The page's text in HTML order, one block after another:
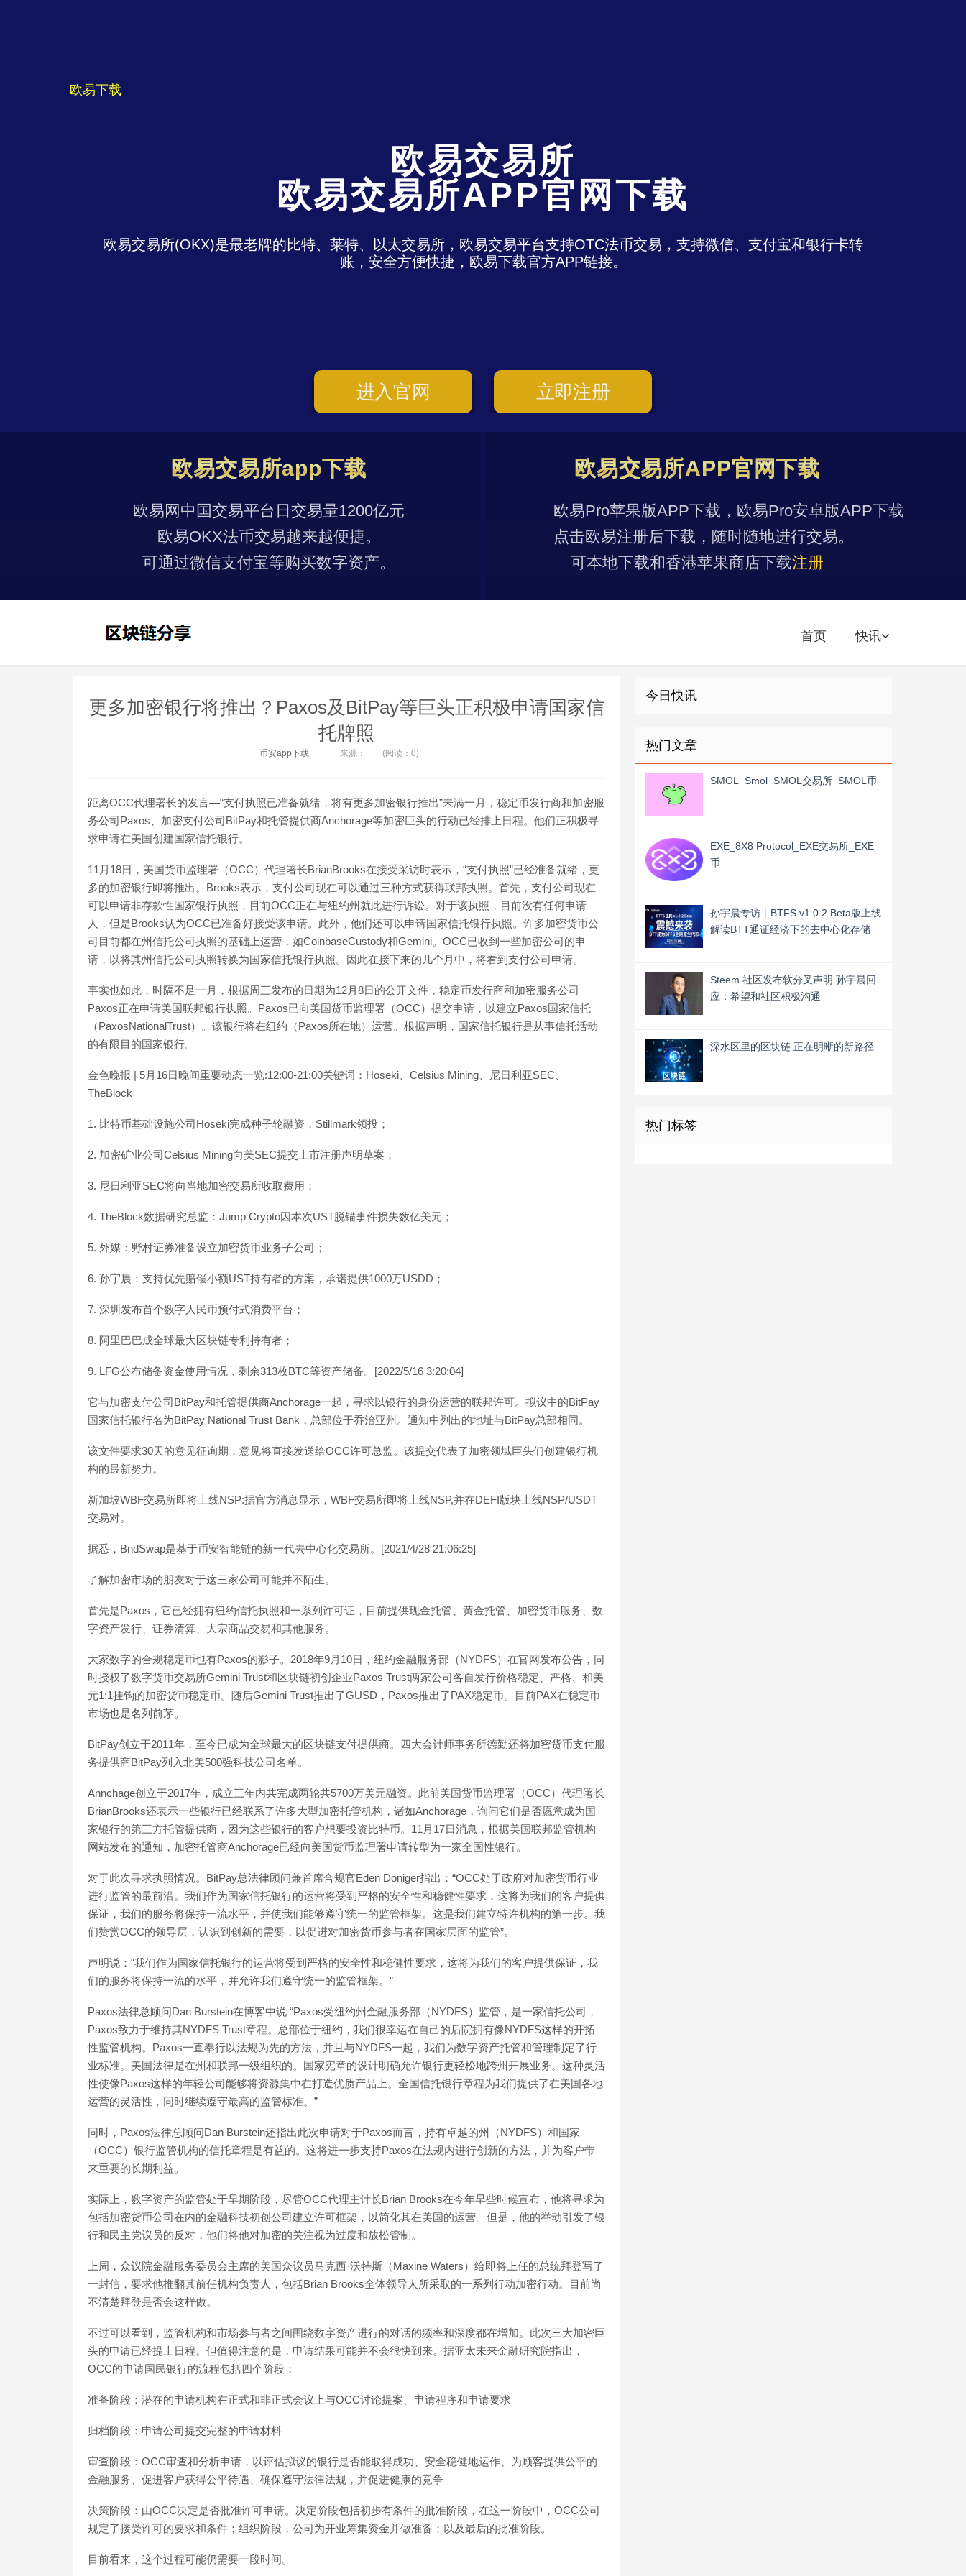
欧易下载
欧易交易所
欧易交易所APP官网下载
欧易交易所(OKX)是最老牌的比特、莱特、以太交易所，欧易交易平台支持OTC法币交易，支持微信、支付宝和银行卡转
账，安全方便快捷，欧易下载官方APP链接。
进入官网 立即注册
欧易交易所app下载
欧易网中国交易平台日交易量1200亿元
欧易OKX法币交易越来越便捷。
可通过微信支付宝等购买数字资产。
欧易交易所APP官网下载
欧易Pro苹果版APP下载，欧易Pro安卓版APP下载
点击欧易注册后下载，随时随地进行交易。
可本地下载和香港苹果商店下载注册
首页 快讯
更多加密银行将推出？Paxos及BitPay等巨头正积极申请国家信
托牌照
币安app下载 来源： (阅读：0)
距离OCC代理署长的发言—“支付执照已准备就绪，将有更多加密银行推出”未满一月，稳定币发行商和加密服
务公司Paxos、加密支付公司BitPay和托管提供商Anchorage等加密巨头的行动已经排上日程。他们正积极寻
求申请在美国创建国家信托银行。
11月18日，美国货币监理署（OCC）代理署长BrianBrooks在接受采访时表示，“支付执照”已经准备就绪，更
多的加密银行即将推出。Brooks表示，支付公司现在可以通过三种方式获得联邦执照。首先，支付公司现在
可以申请非存款性国家银行执照，目前OCC正在与纽约州就此进行诉讼。对于该执照，目前没有任何申请
人，但是Brooks认为OCC已准备好接受该申请。此外，他们还可以申请国家信托银行执照。许多加密货币公
司目前都在州信托公司执照的基础上运营，如CoinbaseCustody和Gemini。OCC已收到一些加密公司的申
请，以将其州信托公司执照转换为国家信托银行执照。因此在接下来的几个月中，将看到支付公司申请。
事实也如此，时隔不足一月，根据周三发布的日期为12月8日的公开文件，稳定币发行商和加密服务公司
Paxos正在申请美国联邦银行执照。Paxos已向美国货币监理署（OCC）提交申请，以建立Paxos国家信托
（PaxosNationalTrust）。该银行将在纽约（Paxos所在地）运营。根据声明，国家信托银行是从事信托活动
的有限目的国家银行。
金色晚报 | 5月16日晚间重要动态一览:12:00-21:00关键词：Hoseki、Celsius Mining、尼日利亚SEC、
TheBlock
1. 比特币基础设施公司Hoseki完成种子轮融资，Stillmark领投；
2. 加密矿业公司Celsius Mining向美SEC提交上市注册声明草案；
3. 尼日利亚SEC将向当地加密交易所收取费用；
4. TheBlock数据研究总监：Jump Crypto因本次UST脱锚事件损失数亿美元；
5. 外媒：野村证券准备设立加密货币业务子公司；
6. 孙宇晨：支持优先赔偿小额UST持有者的方案，承诺提供1000万USDD；
7. 深圳发布首个数字人民币预付式消费平台；
8. 阿里巴巴成全球最大区块链专利持有者；
9. LFG公布储备资金使用情况，剩余313枚BTC等资产储备。[2022/5/16 3:20:04]
它与加密支付公司BitPay和托管提供商Anchorage一起，寻求以银行的身份运营的联邦许可。拟议中的BitPay
国家信托银行名为BitPay National Trust Bank，总部位于乔治亚州。通知中列出的地址与BitPay总部相同。
该文件要求30天的意见征询期，意见将直接发送给OCC许可总监。该提交代表了加密领域巨头们创建银行机
构的最新努力。
新加坡WBF交易所即将上线NSP:据官方消息显示，WBF交易所即将上线NSP,并在DEFI版块上线NSP/USDT
交易对。
据悉，BndSwap是基于币安智能链的新一代去中心化交易所。[2021/4/28 21:06:25]
了解加密市场的朋友对于这三家公司可能并不陌生。
首先是Paxos，它已经拥有纽约信托执照和一系列许可证，目前提供现金托管、黄金托管、加密货币服务、数
字资产发行、证券清算、大宗商品交易和其他服务。
大家数字的合规稳定币也有Paxos的影子。2018年9月10日，纽约金融服务部（NYDFS）在官网发布公告，同
时授权了数字货币交易所Gemini Trust和区块链初创企业Paxos Trust两家公司各自发行价格稳定、严格、和美
元1:1挂钩的加密货币稳定币。随后Gemini Trust推出了GUSD，Paxos推出了PAX稳定币。目前PAX在稳定币
市场也是名列前茅。
BitPay创立于2011年，至今已成为全球最大的区块链支付提供商。四大会计师事务所德勤还将加密货币支付服
务提供商BitPay列入北美500强科技公司名单。
Annchage创立于2017年，成立三年内共完成两轮共5700万美元融资。此前美国货币监理署（OCC）代理署长
BrianBrooks还表示一些银行已经联系了许多大型加密托管机构，诸如Anchorage，询问它们是否愿意成为国
家银行的第三方托管提供商，因为这些银行的客户想要投资比特币。11月17日消息，根据美国联邦监管机构
网站发布的通知，加密托管商Anchorage已经向美国货币监理署申请转型为一家全国性银行。
对于此次寻求执照情况。BitPay总法律顾问兼首席合规官Eden Doniger指出：“OCC处于政府对加密货币行业
进行监管的最前沿。我们作为国家信托银行的运营将受到严格的安全性和稳健性要求，这将为我们的客户提供
保证，我们的服务将保持一流水平，并使我们能够遵守统一的监管框架。这是我们建立特许机构的第一步。我
们赞赏OCC的领导层，认识到创新的需要，以促进对加密货币参与者在国家层面的监管”。
声明说：“我们作为国家信托银行的运营将受到严格的安全性和稳健性要求，这将为我们的客户提供保证，我
们的服务将保持一流的水平，并允许我们遵守统一的监管框架。”
Paxos法律总顾问Dan Burstein在博客中说 “Paxos受纽约州金融服务部（NYDFS）监管，是一家信托公司，
Paxos致力于维持其NYDFS Trust章程。总部位于纽约，我们很幸运在自己的后院拥有像NYDFS这样的开拓
性监管机构。Paxos一直奉行以法规为先的方法，并且与NYDFS一起，我们为数字资产托管和管理制定了行
业标准。美国法律是在州和联邦一级组织的。国家宪章的设计明确允许银行更轻松地跨州开展业务。这种灵活
性使像Paxos这样的年轻公司能够将资源集中在打造优质产品上。全国信托银行章程为我们提供了在美国各地
运营的灵活性，同时继续遵守最高的监管标准。”
同时，Paxos法律总顾问Dan Burstein还指出此次申请对于Paxos而言，持有卓越的州（NYDFS）和国家
（OCC）银行监管机构的信托章程是有益的。这将进一步支持Paxos在法规内进行创新的方法，并为客户带
来重要的长期利益。
实际上，数字资产的监管处于早期阶段，尽管OCC代理主计长Brian Brooks在今年早些时候宣布，他将寻求为
包括加密货币公司在内的金融科技初创公司建立许可框架，以简化其在美国的运营。但是，他的举动引发了银
行和民主党议员的反对，他们将他对加密的关注视为过度和放松管制。
上周，众议院金融服务委员会主席的美国众议员马克西·沃特斯（Maxine Waters）给即将上任的总统拜登写了
一封信，要求他推翻其前任机构负责人，包括Brian Brooks全体领导人所采取的一系列行动加密行动。目前尚
不清楚拜登是否会这样做。
不过可以看到，监管机构和市场参与者之间围绕数字资产进行的对话的频率和深度都在增加。此次三大加密巨
头的申请已经提上日程。但值得注意的是，申请结果可能并不会很快到来。据亚太未来金融研究院指出，
OCC的申请国民银行的流程包括四个阶段：
准备阶段：潜在的申请机构在正式和非正式会议上与OCC讨论提案、申请程序和申请要求
归档阶段：申请公司提交完整的申请材料
审查阶段：OCC审查和分析申请，以评估拟议的银行是否能取得成功、安全稳健地运作、为顾客提供公平的
金融服务、促进客户获得公平待遇、确保遵守法律法规，并促进健康的竞争
决策阶段：由OCC决定是否批准许可申请。决定阶段包括初步有条件的批准阶段，在这一阶段中，OCC公司
规定了接受许可的要求和条件；组织阶段，公司为开业筹集资金并做准备；以及最后的批准阶段。
目前看来，这个过程可能仍需要一段时间。
今日快讯
热门文章
SMOL_Smol_SMOL交易所_SMOL币
EXE_8X8 Protocol_EXE交易所_EXE
币
孙宇晨专访丨BTFS v1.0.2 Beta版上线
解读BTT通证经济下的去中心化存储
Steem 社区发布软分叉声明 孙宇晨回
应：希望和社区积极沟通
深水区里的区块链 正在明晰的新路径
热门标签